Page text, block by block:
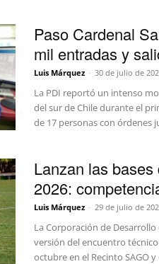
Paso Cardenal
mil entradas y
Luis Márquez - 30 de julio de
La PDI reportó un intenso
del sur de Chile durante el
de 17 personas con órdenes
Lanzan las
2026:
Luis Márquez - 29 de julio de
La Corporación de
versión del encuentro
octubre en el Recinto SAGO